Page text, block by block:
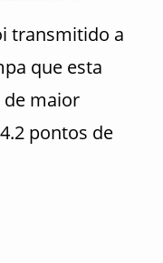
transmitido a
que esta
de maior
pontos de